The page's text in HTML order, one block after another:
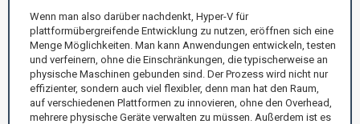
Wenn man also darüber nachdenkt, Hyper-V für
plattformübergreifende Entwicklung zu nutzen, eröffnen sich eine
Menge Möglichkeiten. Man kann Anwendungen entwickeln, testen
und verfeinern, ohne die Einschränkungen, die typischerweise an
physische Maschinen gebunden sind. Der Prozess wird nicht nur
effizienter, sondern auch viel flexibler, denn man hat den Raum,
auf verschiedenen Plattformen zu innovieren, ohne den Overhead,
mehrere physische Geräte verwalten zu müssen. Außerdem ist es